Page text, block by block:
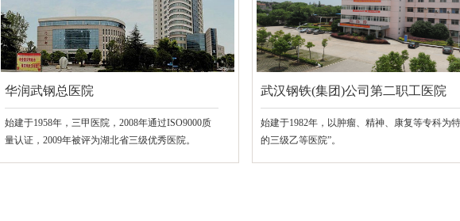
华润武钢总医院
始建于1958年，三甲医院，2008年通过ISO9000质
量认证，2009年被评为湖北省三级优秀医院。
武汉钢铁(集团)公司第二职工医院
始建于1982年，以肿瘤、精神、康复等专科为
的三级乙等医院”。